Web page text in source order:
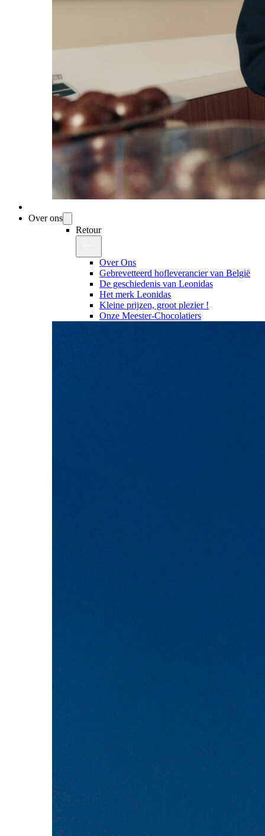
Over ons
Retour
Over Ons
Gebrevetteerd hofleverancier van België
De geschiedenis van Leonidas
Het merk Leonidas
Kleine prijzen, groot plezier !
Onze Meester-Chocolatiers